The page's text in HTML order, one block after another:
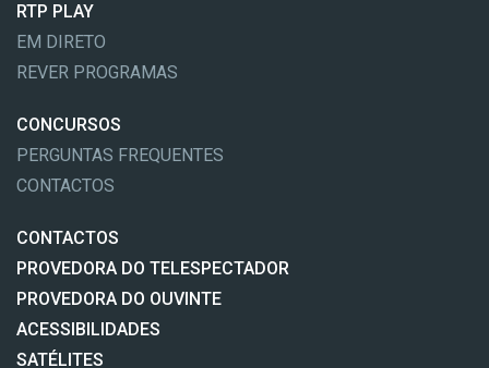
RTP PLAY
EM DIRETO
REVER PROGRAMAS
CONCURSOS
PERGUNTAS FREQUENTES
CONTACTOS
CONTACTOS
PROVEDORA DO TELESPECTADOR
PROVEDORA DO OUVINTE
ACESSIBILIDADES
SATÉLITES